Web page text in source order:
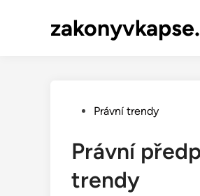
PostedPrávní trendy
Právní
trendy